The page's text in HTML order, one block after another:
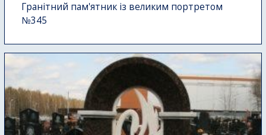
Гранітний пам'ятник із великим портретом
№345